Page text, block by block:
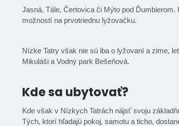
Jasná, Tále, Čertovica či Mýto pod
možností na prvotriednu lyžovačku.
Nízke Tatry však nie sú iba o lyžovaní a zime,
Mikuláši a Vodný park Bešeňová.
Kde sa ubytovať?
Kde však v Nízkych Tatrách nájsť svoju
Tých, ktorí hľadajú pokoj, samotu a ticho,